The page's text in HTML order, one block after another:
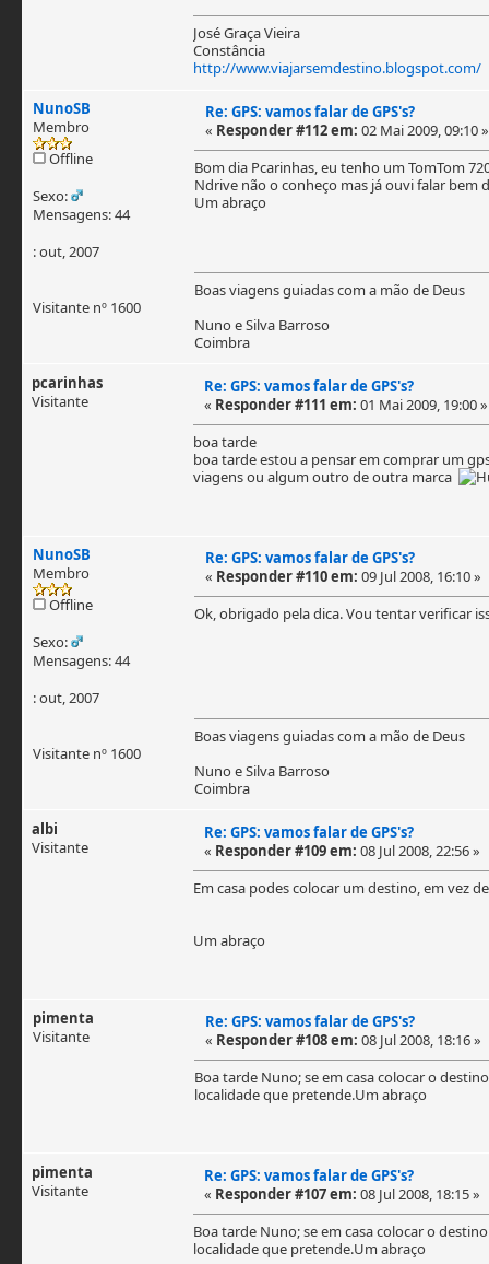
José Graça Vieira
Constância
http://www.viajarsemdestino.blogspot.com/
NunoSB
Membro
Offline
Sexo:
Mensagens: 44
: out, 2007
Visitante nº 1600
Re: GPS: vamos falar de GPS's?
« Responder #112 em: 02 Mai 2009, 09:10 »
Bom dia Pcarinhas, eu tenho um TomTom
Ndrive não o conheço mas já ouvi falar bem
Um abraço
Boas viagens guiadas com a mão de Deus
Nuno e Silva Barroso
Coimbra
pcarinhas
Visitante
Re: GPS: vamos falar de GPS's?
« Responder #111 em: 01 Mai 2009, 19:00 »
boa tarde
boa tarde estou a pensar em comprar um
viagens ou algum outro de outra marca
NunoSB
Membro
Offline
Sexo:
Mensagens: 44
: out, 2007
Visitante nº 1600
Re: GPS: vamos falar de GPS's?
« Responder #110 em: 09 Jul 2008, 16:10 »
Ok, obrigado pela dica. Vou tentar verificar
Boas viagens guiadas com a mão de Deus
Nuno e Silva Barroso
Coimbra
albi
Visitante
Re: GPS: vamos falar de GPS's?
« Responder #109 em: 08 Jul 2008, 22:56 »
Em casa podes colocar um destino, em vez
Um abraço
pimenta
Visitante
Re: GPS: vamos falar de GPS's?
« Responder #108 em: 08 Jul 2008, 18:16 »
Boa tarde Nuno; se em casa colocar o
localidade que pretende.Um abraço
pimenta
Visitante
Re: GPS: vamos falar de GPS's?
« Responder #107 em: 08 Jul 2008, 18:15 »
Boa tarde Nuno; se em casa colocar o
localidade que pretende.Um abraço